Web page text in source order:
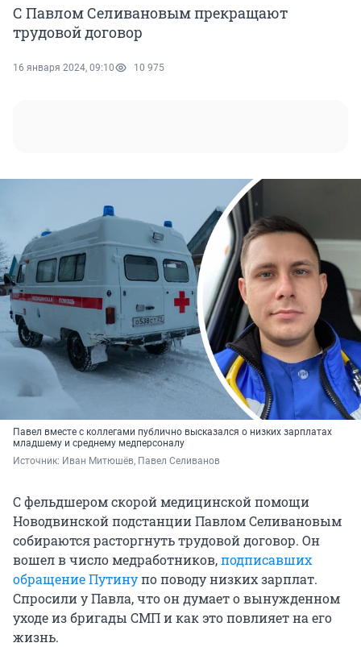
С Павлом Селивановым прекращают
трудовой договор
16 января 2024, 09:10 10 975
Павел вместе с коллегами публично высказался о низких зарплатах
младшему и среднему медперсоналу
Источник: Иван Митюшёв, Павел Селиванов
С фельдшером скорой медицинской помощи
Новодвинской подстанции Павлом Селивановым
собираются расторгнуть трудовой договор. Он
вошел в число медработников,подписавших
обращение Путинупо поводу низких зарплат.
Спросили у Павла, что он думает о вынужденном
уходе из бригады СМП и как это повлияет на его
жизнь.